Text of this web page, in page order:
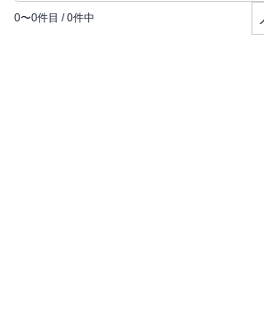
0〜0件目 / 0件中